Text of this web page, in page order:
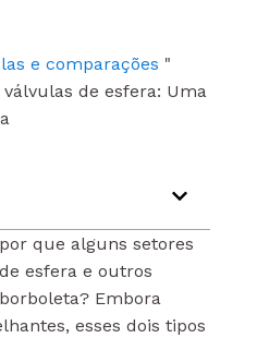
e comparações "
de esfera: Uma
que alguns setores
esfera e outros
Embora
esses dois tipos